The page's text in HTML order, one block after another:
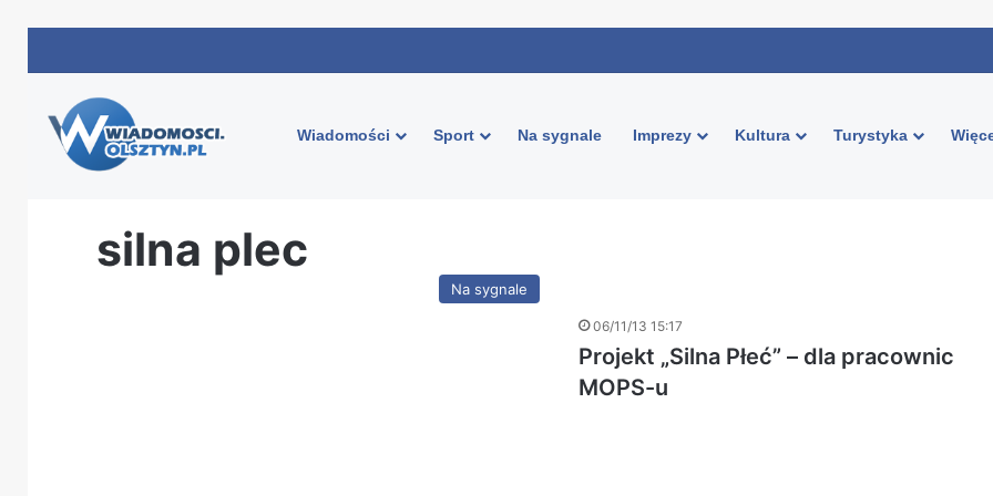
Wiadomości Sport Na sygnale Imprezy Kultura Turystyka
silna plec
Na sygnale
06/11/13 15:17
Projekt „Silna Płeć” – dla pracownic
MOPS-u